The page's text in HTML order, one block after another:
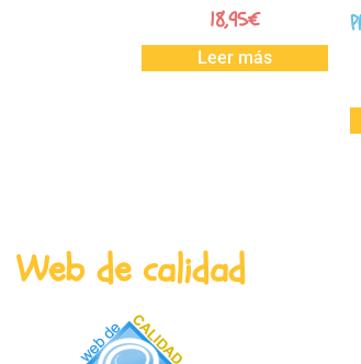
18,95€
Leer más
Web de calidad